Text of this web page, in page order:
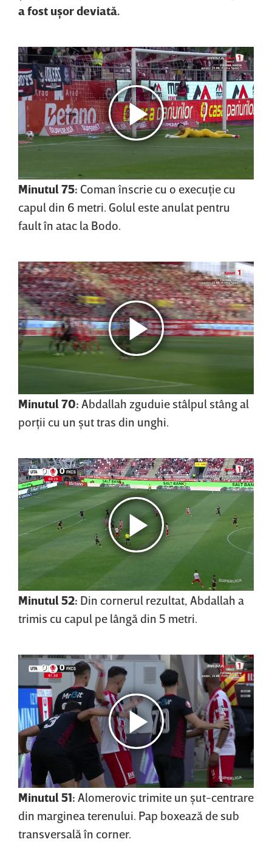
a fost uşor deviată.
Minutul 75: Coman înscrie cu o execuţie cu
capul din 6 metri. Golul este anulat pentru
fault în atac la Bodo.
Minutul 70: Abdallah zguduie stâlpul stâng al
porţii cu un şut tras din unghi.
Minutul 52: Din cornerul rezultat, Abdallah a
trimis cu capul pe lângă din 5 metri.
Minutul 51: Alomerovic trimite un şut-centrare
din marginea terenului. Pap boxează de sub
transversală în corner.